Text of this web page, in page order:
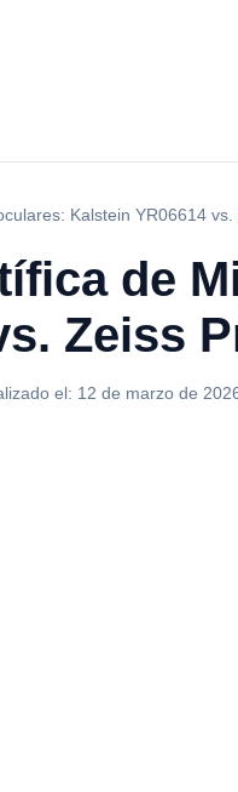
Kalstein YR06614
de
Zeiss
el: 12 de marzo de